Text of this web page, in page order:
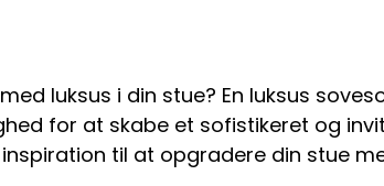
luksus i din stue? En luksus
for at skabe et sofistikeret og
til at opgradere din stue